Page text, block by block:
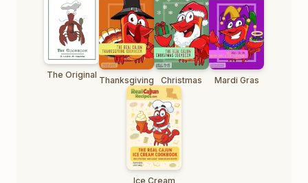
The Original Thanksgiving Christmas Mardi Gras
Ice Cream